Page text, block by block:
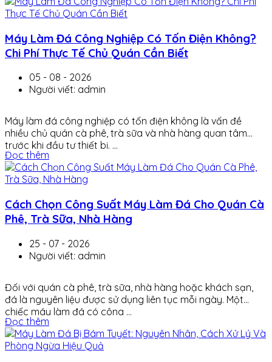
Máy Làm Đá Công Nghiệp Có Tốn Điện Không?
Chi Phí Thực Tế Chủ Quán Cần Biết
05 - 08 - 2026
Người viết: admin
Máy làm đá công nghiệp có tốn điện không là vấn đề
nhiều chủ quán cà phê, trà sữa và nhà hàng quan tâm
trước khi đầu tư thiết bị. ...
Đọc thêm
Cách Chọn Công Suất Máy Làm Đá Cho Quán Cà
Phê, Trà Sữa, Nhà Hàng
25 - 07 - 2026
Người viết: admin
Đối với quán cà phê, trà sữa, nhà hàng hoặc khách sạn,
đá là nguyên liệu được sử dụng liên tục mỗi ngày. Một
chiếc máy làm đá có công ...
Đọc thêm